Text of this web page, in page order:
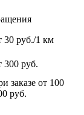
30 руб./1 км
300 руб.
заказе от 100
руб.